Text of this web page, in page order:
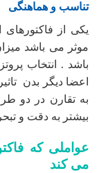
تناسب و هماهنگی
یکی از فاکتورهای
موثر می باشد
باشد . انتخاب
اعضا دیگر بدن
به تقارن در دو
بیشتر به دقت و
عواملی که
می کند